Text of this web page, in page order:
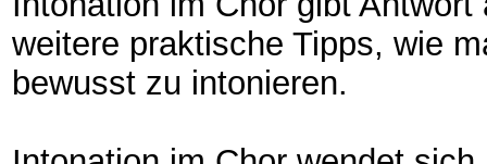
weitere praktische Tipps, wie
bewusst zu intonieren.